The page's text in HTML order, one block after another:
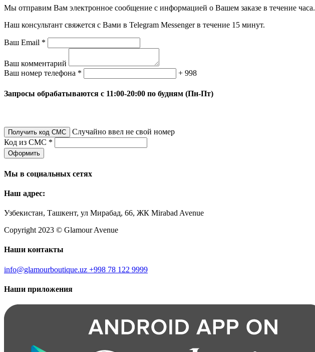
Мы отправим Вам электронное сообщение с информацией о Вашем заказе в течение часа.
Наш консультант свяжется с Вами в Telegram Messenger в течение 15 минут.
Ваш Email *
Ваш комментарий
Ваш номер телефона *
+ 998
Запросы обрабатываются с 11:00-20:00 по будням (Пн-Пт)
Получить код СМС
Случайно ввел не свой номер
Код из СМС *
Оформить
Мы в социальных сетях
Наш адрес:
Узбекистан, Ташкент, ул Мирабад, 66, ЖК Mirabad Avenue
Copyright 2023 © Glamour Avenue
Наши контакты
info@glamourboutique.uz +998 78 122 9999
Наши приложения